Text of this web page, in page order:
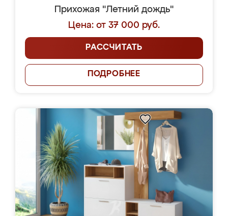
Прихожая "Летний дождь"
Цена: от 37 000 руб.
РАССЧИТАТЬ
ПОДРОБНЕЕ